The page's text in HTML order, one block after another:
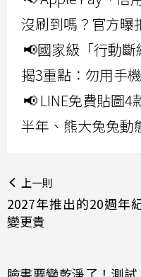
沒刷到嗎？官方曝
📢國家級「行動斷
揭3重點：勿用手
📢 LINE免費貼圖
半年、熊大兔兔動
上一則
2027年推出的20週年
變更貴